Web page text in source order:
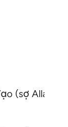
(sợ Allah)